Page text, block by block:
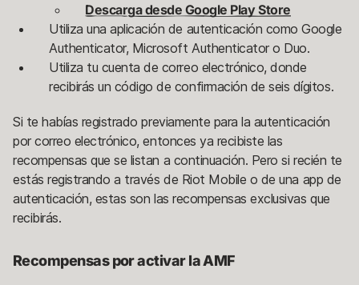
Descarga desde Google Play Store
Utiliza una aplicación de autenticación como Google
Authenticator, Microsoft Authenticator o Duo.
Utiliza tu cuenta de correo electrónico, donde
recibirás un código de confirmación de seis dígitos.
Si te habías registrado previamente para la autenticación
por correo electrónico, entonces ya recibiste las
recompensas que se listan a continuación. Pero si recién te
estás registrando a través de Riot Mobile o de una app de
autenticación, estas son las recompensas exclusivas que
recibirás.
Recompensas por activar la AMF